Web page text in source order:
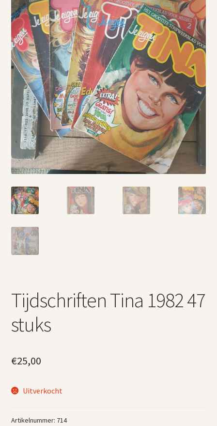
Vintage boeken en strips
Kerst
Tijdschriften Tina 1982 47
stuks
€25,00
Uitverkocht
Artikelnummer: 714